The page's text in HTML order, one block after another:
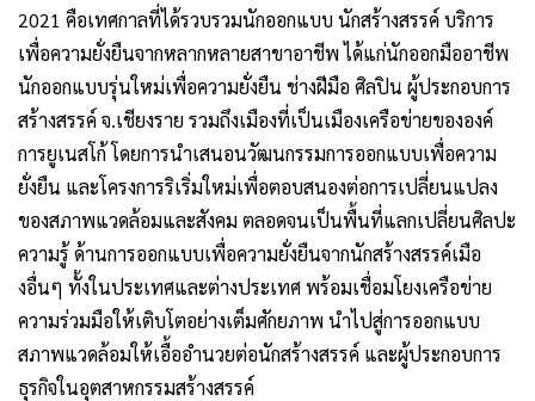
2021 คือเทศกาลที่ได้รวบรวมนักออกแบบ นักสร้างสรรค์ บริการ
เพื่อความยั่งยืนจากหลากหลายสาขาอาชีพ ได้แก่นักออกมืออาชีพ
นักออกแบบรุ่นใหม่เพื่อความยั่งยืน ช่างฝีมือ ศิลปิน ผู้ประกอบการ
สร้างสรรค์ จ.เชียงราย รวมถึงเมืองที่เป็นเมืองเครือข่ายขององค์
การยูเนสโก้ โดยการนำเสนอนวัฒนกรรมการออกแบบเพื่อความ
ยั่งยืน และโครงการริเริ่มใหม่เพื่อตอบสนองต่อการเปลี่ยนแปลง
ของสภาพแวดล้อมและสังคม ตลอดจนเป็นพื้นที่แลกเปลี่ยนศิลปะ
ความรู้ ด้านการออกแบบเพื่อความยั่งยืนจากนักสร้างสรรค์เมือ
งอื่นๆ ทั้งในประเทศและต่างประเทศ พร้อมเชื่อมโยงเครือข่าย
ความร่วมมือให้เติบโตอย่างเต็มศักยภาพ นำไปสู่การออกแบบ
สภาพแวดล้อมให้เอื้ออำนวยต่อนักสร้างสรรค์ และผู้ประกอบการ
ธุรกิจในอุตสาหกรรมสร้างสรรค์